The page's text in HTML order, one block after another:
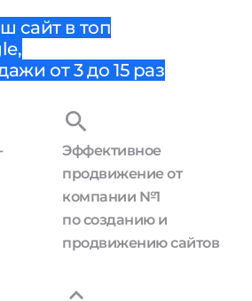
сайт в топ
от 3 до 15 раз
Эффективное
продвижение от
компании №1
по созданию и
продвижению сайтов